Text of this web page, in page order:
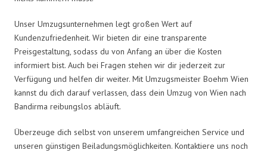
Unser Umzugsunternehmen legt großen Wert auf
Kundenzufriedenheit. Wir bieten dir eine transparente
Preisgestaltung, sodass du von Anfang an über die Kosten
informiert bist. Auch bei Fragen stehen wir dir jederzeit zur
Verfügung und helfen dir weiter. Mit Umzugsmeister Boehm Wien
kannst du dich darauf verlassen, dass dein Umzug von Wien nach
Bandirma reibungslos abläuft.
Überzeuge dich selbst von unserem umfangreichen Service und
unseren günstigen Beiladungsmöglichkeiten. Kontaktiere uns noch